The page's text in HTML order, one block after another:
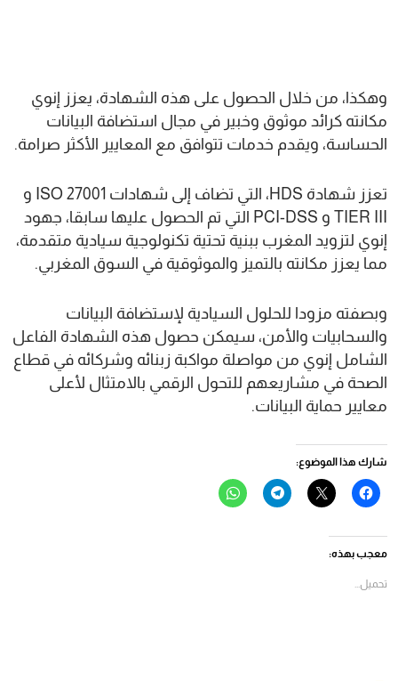
وهكذا، من خلال الحصول على هذه الشهادة، يعزز إنوي
مكانته كرائد موثوق وخبير في مجال استضافة البيانات
الحساسة، ويقدم خدمات تتوافق مع المعايير الأكثر صرامة.
تعزز شهادة HDS، التي تضاف إلى شهادات ISO 27001 و
TIER III و PCI-DSS التي تم الحصول عليها سابقا، جهود
إنوي لتزويد المغرب ببنية تحتية تكنولوجية سيادية متقدمة،
مما يعزز مكانته بالتميز والموثوقية في السوق المغربي.
وبصفته مزودا للحلول السيادية لإستضافة البيانات
والسحابيات والأمن، سيمكن حصول هذه الشهادة الفاعل
الشامل إنوي من مواصلة مواكبة زبنائه وشركائه في قطاع
الصحة في مشاريعهم للتحول الرقمي بالامتثال لأعلى
معايير حماية البيانات.
شارك هذا الموضوع:
انقر
للمشاركة
(فتح
في
نافذة
النقر
للمشاركة
انقر
للمشاركة
انقر
للمشاركة
معجب بهذه:
تحميل...